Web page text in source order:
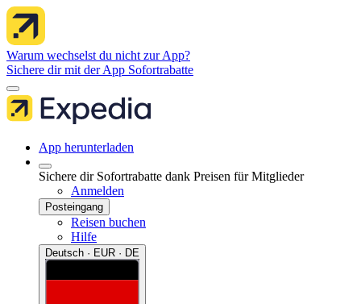
Warum wechselst du nicht zur App?
Sichere dir mit der App Sofortrabatte
App herunterladen
Sichere dir Sofortrabatte dank Preisen für Mitglieder
Anmelden
Posteingang
Reisen buchen
Hilfe
Deutsch · EUR · DE